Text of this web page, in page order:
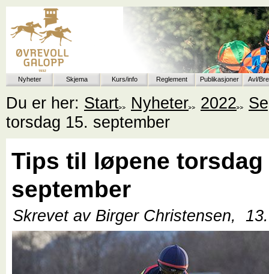
Nyheter Skjema Kurs/info Reglement Publikasjoner Avl/
Du er her: Start Nyheter 2022
torsdag 15. september
Tips til løpene torsdag
september
Skrevet av Birger Christensen,